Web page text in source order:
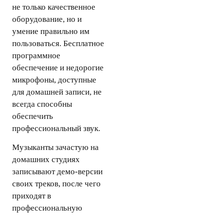
не только качественное
оборудование, но и
умение правильно им
пользоваться. Бесплатное
программное
обеспечение и недорогие
микрофоны, доступные
для домашней записи, не
всегда способны
обеспечить
профессиональный звук.
Музыканты зачастую на
домашних студиях
записывают демо-версии
своих треков, после чего
приходят в
профессиональную